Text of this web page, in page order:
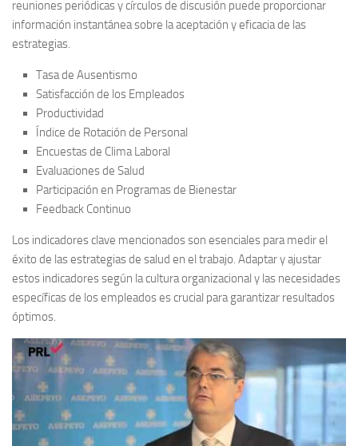
reuniones periódicas y círculos de discusión puede proporcionar
información instantánea sobre la aceptación y eficacia de las
estrategias.
Tasa de Ausentismo
Satisfacción de los Empleados
Productividad
Índice de Rotación de Personal
Encuestas de Clima Laboral
Evaluaciones de Salud
Participación en Programas de Bienestar
Feedback Continuo
Los indicadores clave mencionados son esenciales para medir el
éxito de las estrategias de salud en el trabajo. Adaptar y ajustar
estos indicadores según la cultura organizacional y las necesidades
específicas de los empleados es crucial para garantizar resultados
óptimos.